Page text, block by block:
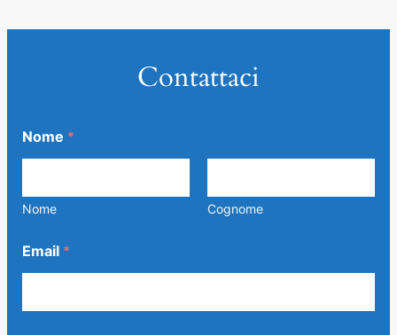
Contattaci
Nome *
Nome Cognome
Email *